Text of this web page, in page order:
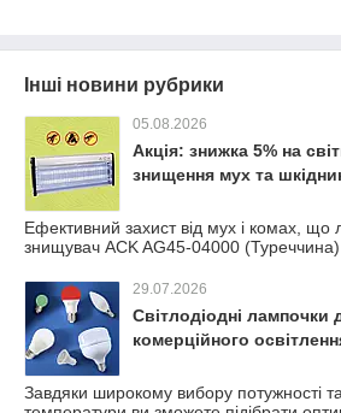
Інші новини рубрики
05.08.2026
Акція: знижка 5% на
знищення мух та
Ефективний захист від мух і комах, що
знищувач ACK AG45-04000 (Туреччина)
29.07.2026
Світлодіодні лампочки
комерційного
Завдяки широкому вибору потужності та